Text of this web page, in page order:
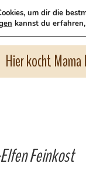
Hier kocht
Feinkost
um dir die
kannst du